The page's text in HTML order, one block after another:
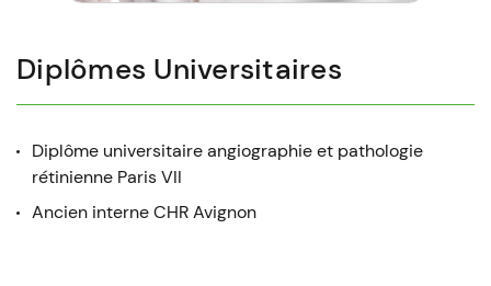
Diplômes Universitaires
Diplôme universitaire angiographie et pathologie
rétinienne Paris VII
Ancien interne CHR Avignon